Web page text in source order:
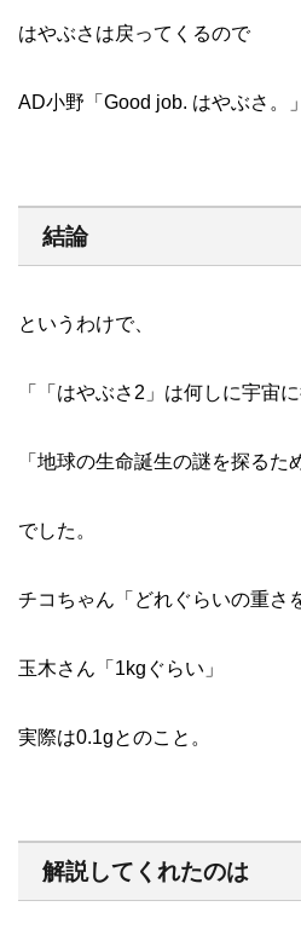
はやぶさは戻ってくるので
AD小野「Good job. はやぶさ。」
結論
というわけで、
「「はやぶさ2」は何しに宇宙
「地球の生命誕生の謎を探るた
でした。
チコちゃん「どれぐらいの重さ
玉木さん「1kgぐらい」
実際は0.1gとのこと。
解説してくれたのは